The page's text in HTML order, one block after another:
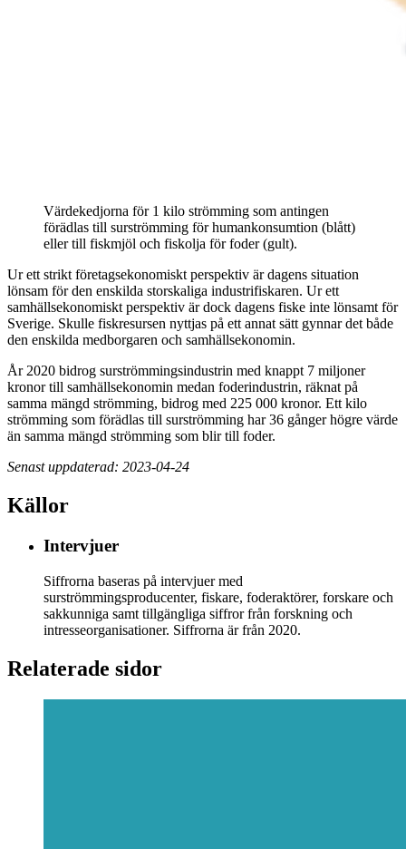
Värdekedjorna för 1 kilo strömming som antingen
förädlas till surströmming för humankonsumtion (blått)
eller till fiskmjöl och fiskolja för foder (gult).
Ur ett strikt företagsekonomiskt perspektiv är dagens situation
lönsam för den enskilda storskaliga industrifiskaren. Ur ett
samhällsekonomiskt perspektiv är dock dagens fiske inte lönsamt för
Sverige. Skulle fiskresursen nyttjas på ett annat sätt gynnar det både
den enskilda medborgaren och samhällsekonomin.
År 2020 bidrog surströmmingsindustrin med knappt 7 miljoner
kronor till samhällsekonomin medan foderindustrin, räknat på
samma mängd strömming, bidrog med 225 000 kronor. Ett kilo
strömming som förädlas till surströmming har 36 gånger högre värde
än samma mängd strömming som blir till foder.
Senast uppdaterad: 2023-04-24
Källor
Intervjuer
Siffrorna baseras på intervjuer med
surströmmingsproducenter, fiskare, foderaktörer, forskare och
sakkunniga samt tillgängliga siffror från forskning och
intresseorganisationer. Siffrorna är från 2020.
Relaterade sidor